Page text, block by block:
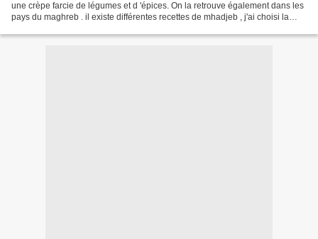
une crèpe farcie de légumes et d 'épices. On la retrouve également dans les
pays du maghreb . il existe différentes recettes de mhadjeb , j'ai choisi la